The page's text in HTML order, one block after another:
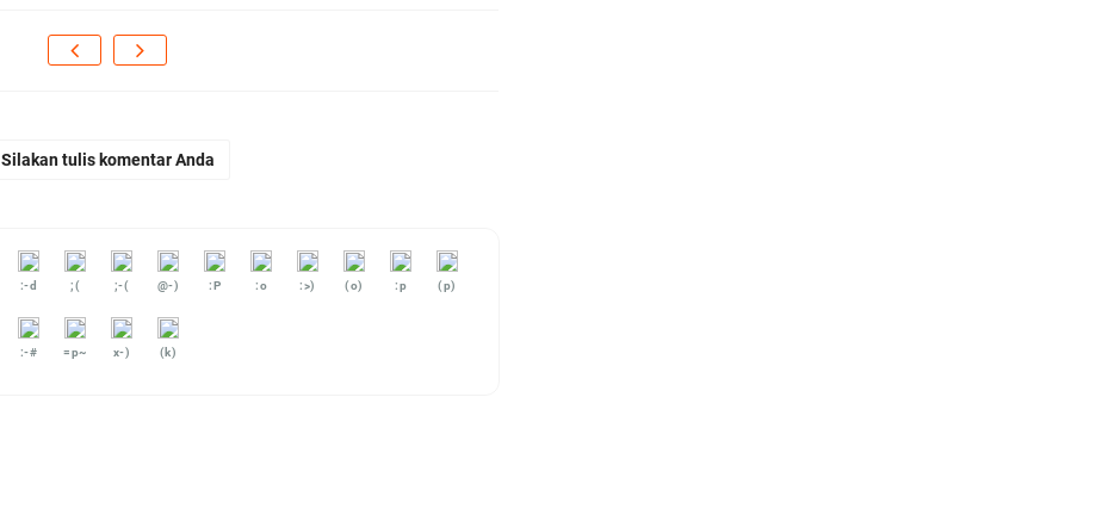
Silakan tulis komentar Anda
:-d ;( ;-( @-) :P :o :>) (o) :p (p)
:-# =p~ x-) (k)